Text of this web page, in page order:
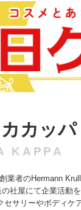
カッパ
KAPPA
業者のHermann
社屋にて企業活動
サリーやボディ